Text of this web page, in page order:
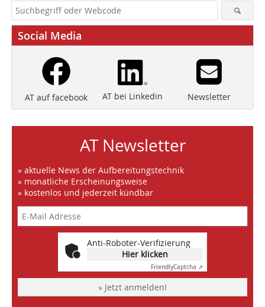
Social Media
AT auf facebook AT bei Linkedin Newsletter
AT Newsletter
» aktuelle News der Aufbereitungstechnik
» monatliche Erscheinungsweise
» kostenlos und jederzeit kündbar
Anti-Roboter-Verifizierung
Hier klicken
FriendlyCaptcha ⇗
» Jetzt anmelden!